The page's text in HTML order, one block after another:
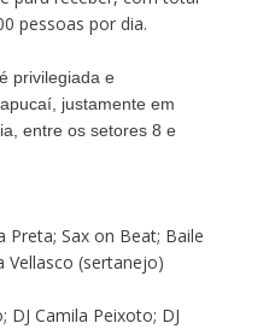
pessoas por dia.
privilegiada e
justamente em
entre os setores 8 e
Preta; Sax on Beat; Baile
Vellasco (sertanejo)
Camila Peixoto; DJ